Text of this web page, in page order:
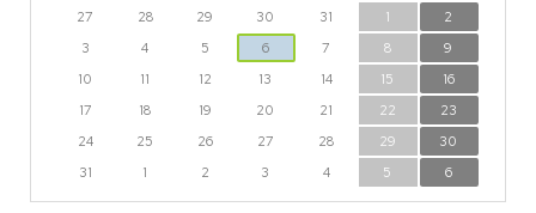
27
28 29 30 31 1
2
3
4 5 6 7 8
9
10
11 12 13 14 15
16
17
18 19 20 21 22
23
24
25 26 27 28 29
30
31
1 2 3 4 5 6